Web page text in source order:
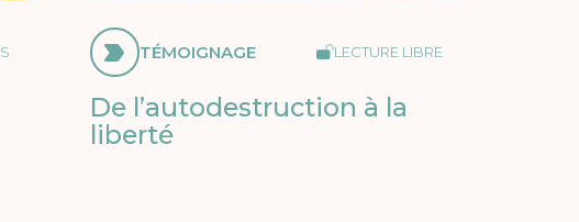
TÉMOIGNAGE LECTURE LIBRE
De l’autodestruction à la
liberté